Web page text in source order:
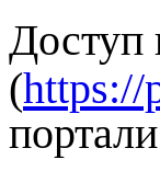
Доступ
(https://